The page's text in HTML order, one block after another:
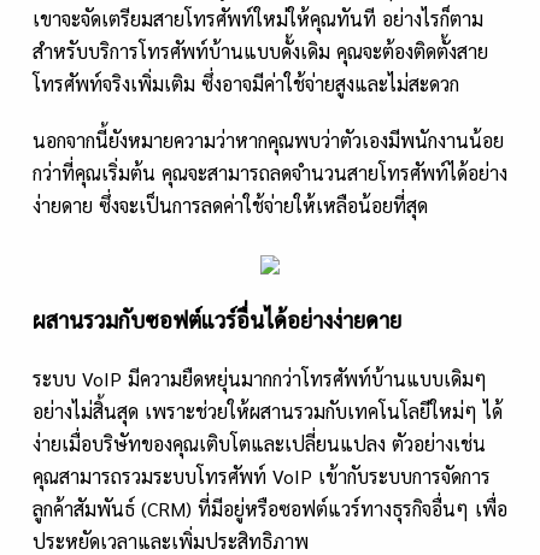
เขาจะจัดเตรียมสายโทรศัพท์ใหม่ให้คุณทันที อย่างไรก็ตาม
สำหรับบริการโทรศัพท์บ้านแบบดั้งเดิม คุณจะต้องติดตั้งสาย
โทรศัพท์จริงเพิ่มเติม ซึ่งอาจมีค่าใช้จ่ายสูงและไม่สะดวก
นอกจากนี้ยังหมายความว่าหากคุณพบว่าตัวเองมีพนักงานน้อย
กว่าที่คุณเริ่มต้น คุณจะสามารถลดจำนวนสายโทรศัพท์ได้อย่าง
ง่ายดาย ซึ่งจะเป็นการลดค่าใช้จ่ายให้เหลือน้อยที่สุด
ผสานรวมกับซอฟต์แวร์อื่นได้อย่างง่ายดาย
ระบบ VoIP มีความยืดหยุ่นมากกว่าโทรศัพท์บ้านแบบเดิมๆ
อย่างไม่สิ้นสุด เพราะช่วยให้ผสานรวมกับเทคโนโลยีใหม่ๆ ได้
ง่ายเมื่อบริษัทของคุณเติบโตและเปลี่ยนแปลง ตัวอย่างเช่น
คุณสามารถรวมระบบโทรศัพท์ VoIP เข้ากับระบบการจัดการ
ลูกค้าสัมพันธ์ (CRM) ที่มีอยู่หรือซอฟต์แวร์ทางธุรกิจอื่นๆ เพื่อ
ประหยัดเวลาและเพิ่มประสิทธิภาพ